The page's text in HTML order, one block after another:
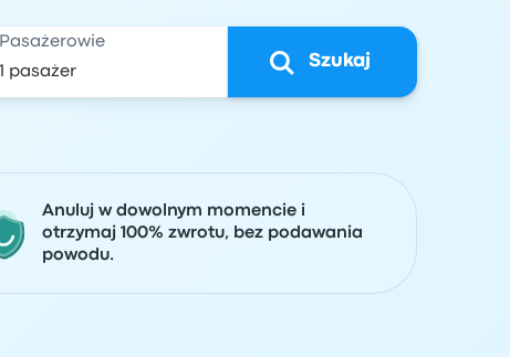
Pasażerowie
Szukaj
Anuluj w dowolnym momencie i
otrzymaj 100% zwrotu, bez podawania
powodu.